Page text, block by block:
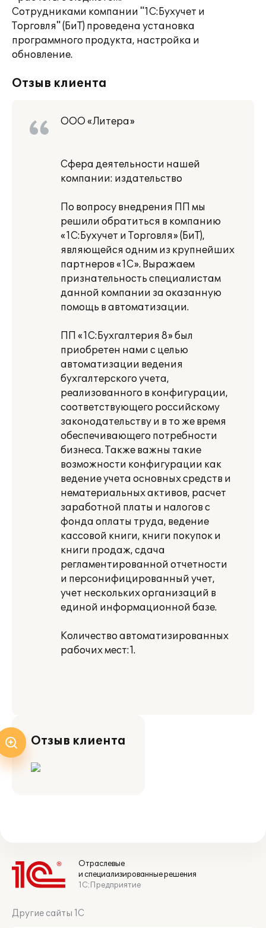
Сотрудниками компании "1С:Бухучет и
Торговля" (БиТ) проведена установка
программного продукта, настройка и
обновление.
Отзыв клиента
ООО «Литера»
Сфера деятельности нашей
компании: издательство
По вопросу внедрения ПП мы
решили обратиться в компанию
«1С:Бухучет и Торговля» (БиТ),
являющейся одним из крупнейших
партнеров «1С». Выражаем
признательность специалистам
данной компании за оказанную
помощь в автоматизации.
ПП «1С:Бухгалтерия 8» был
приобретен нами с целью
автоматизации ведения
бухгалтерского учета,
реализованного в конфигурации,
соответствующего российскому
законодательству и в то же время
обеспечивающего потребности
бизнеса. Также важны такие
возможности конфигурации как
ведение учета основных средств и
нематериальных активов, расчет
заработной платы и налогов с
фонда оплаты труда, ведение
кассовой книги, книги покупок и
книги продаж, сдача
регламентированной отчетности
и персонифицированный учет,
учет нескольких организаций в
единой информационной базе.
Количество автоматизированных
рабочих мест:1.
Отзыв клиента
Отраслевые
и специализированные решения
1С:Предприятие
Другие сайты 1С